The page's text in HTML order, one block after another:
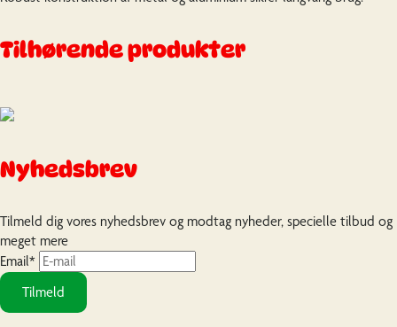
Tilhørende produkter
Nyhedsbrev
Tilmeld dig vores nyhedsbrev og modtag nyheder, specielle tilbud og
meget mere
Email*
Tilmeld